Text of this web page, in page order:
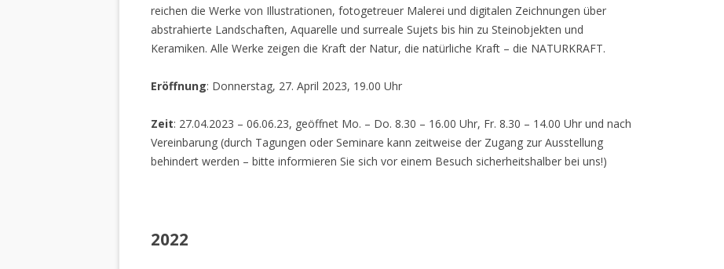
reichen die Werke von Illustrationen, fotogetreuer Malerei und digitalen Zeichnungen über
abstrahierte Landschaften, Aquarelle und surreale Sujets bis hin zu Steinobjekten und
Keramiken. Alle Werke zeigen die Kraft der Natur, die natürliche Kraft – die NATURKRAFT.
Eröffnung: Donnerstag, 27. April 2023, 19.00 Uhr
Zeit: 27.04.2023 – 06.06.23, geöffnet Mo. – Do. 8.30 – 16.00 Uhr, Fr. 8.30 – 14.00 Uhr und nach
Vereinbarung (durch Tagungen oder Seminare kann zeitweise der Zugang zur Ausstellung
behindert werden – bitte informieren Sie sich vor einem Besuch sicherheitshalber bei uns!)
2022